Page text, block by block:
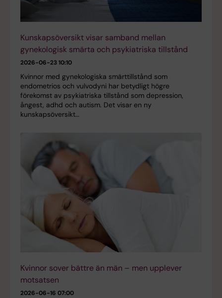
Kunskapsöversikt visar samband mellan
gynekologisk smärta och psykiatriska tillstånd
2026-06-23 10:10
Kvinnor med gynekologiska smärttillstånd som
endometrios och vulvodyni har betydligt högre
förekomst av psykiatriska tillstånd som depression,
ångest, adhd och autism. Det visar en ny
kunskapsöversikt…
Kvinnor sover bättre än män – men upplever
motsatsen
2026-06-16 07:00